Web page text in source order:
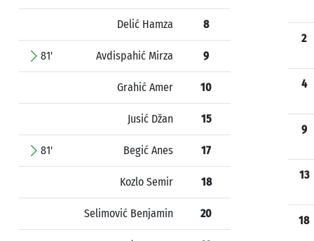
Delić Hamza 8
81' Avdispahić Mirza 9
Grahić Amer 10
Jusić Džan 15
81' Begić Anes 17
Kozlo Semir 18
Selimović Benjamin 20
2
4
9
13
18